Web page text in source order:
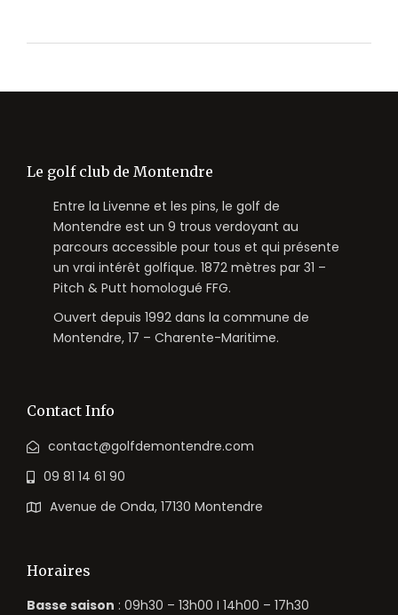
Le golf club de Montendre
Entre la Livenne et les pins, le golf de
Montendre est un 9 trous verdoyant au
parcours accessible pour tous et qui présente
un vrai intérêt golfique. 1872 mètres par 31 –
Pitch & Putt homologué FFG.
Ouvert depuis 1992 dans la commune de
Montendre, 17 – Charente-Maritime.
Contact Info
contact@golfdemontendre.com
09 81 14 61 90
Avenue de Onda, 17130 Montendre
Horaires
Basse saison : 09h30 – 13h00 I 14h00 – 17h30